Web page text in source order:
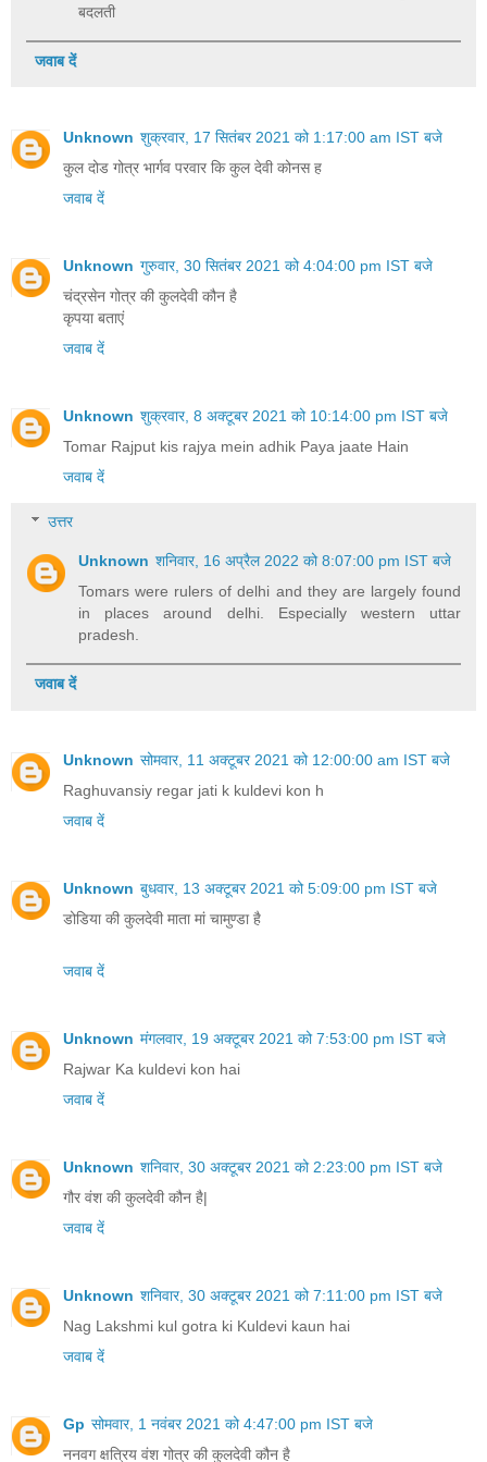
बदलती
जवाब दें
Unknown शुक्रवार, 17 सितंबर 2021 को 1:17:00 am IST बजे
कुल दोड गोत्र भार्गव परवार कि कुल देवी कोनस ह
जवाब दें
Unknown गुरुवार, 30 सितंबर 2021 को 4:04:00 pm IST बजे
चंद्रसेन गोत्र की कुलदेवी कौन है
कृपया बताएं
जवाब दें
Unknown शुक्रवार, 8 अक्टूबर 2021 को 10:14:00 pm IST बजे
Tomar Rajput kis rajya mein adhik Paya jaate Hain
जवाब दें
उत्तर
Unknown शनिवार, 16 अप्रैल 2022 को 8:07:00 pm IST बजे
Tomars were rulers of delhi and they are largely found
in places around delhi. Especially western uttar
pradesh.
जवाब दें
Unknown सोमवार, 11 अक्टूबर 2021 को 12:00:00 am IST बजे
Raghuvansiy regar jati k kuldevi kon h
जवाब दें
Unknown बुधवार, 13 अक्टूबर 2021 को 5:09:00 pm IST बजे
डोडिया की कुलदेवी माता मां चामुण्डा है
जवाब दें
Unknown मंगलवार, 19 अक्टूबर 2021 को 7:53:00 pm IST बजे
Rajwar Ka kuldevi kon hai
जवाब दें
Unknown शनिवार, 30 अक्टूबर 2021 को 2:23:00 pm IST बजे
गौर वंश की कुलदेवी कौन है|
जवाब दें
Unknown शनिवार, 30 अक्टूबर 2021 को 7:11:00 pm IST बजे
Nag Lakshmi kul gotra ki Kuldevi kaun hai
जवाब दें
Gp सोमवार, 1 नवंबर 2021 को 4:47:00 pm IST बजे
ननवग क्षत्रिय वंश गोत्र की कुलदेवी कौन है